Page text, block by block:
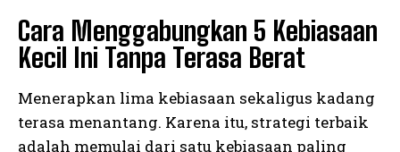
Cara Menggabungkan 5 Kebiasaan
Kecil Ini Tanpa Terasa Berat
Menerapkan lima kebiasaan sekaligus kadang
terasa menantang. Karena itu, strategi terbaik
adalah memulai dari satu kebiasaan paling